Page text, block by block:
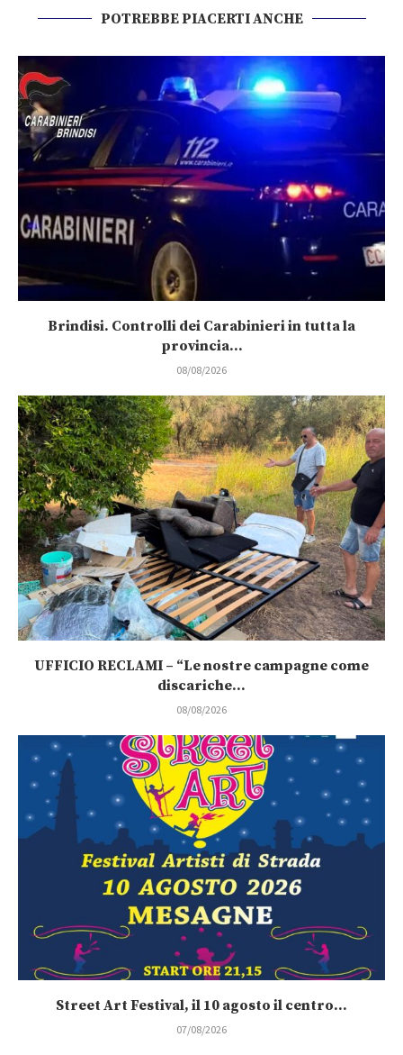
POTREBBE PIACERTI ANCHE
Brindisi. Controlli dei Carabinieri in tutta la
provincia...
08/08/2026
UFFICIO RECLAMI – “Le nostre campagne come
discariche...
08/08/2026
Street Art Festival, il 10 agosto il centro...
07/08/2026